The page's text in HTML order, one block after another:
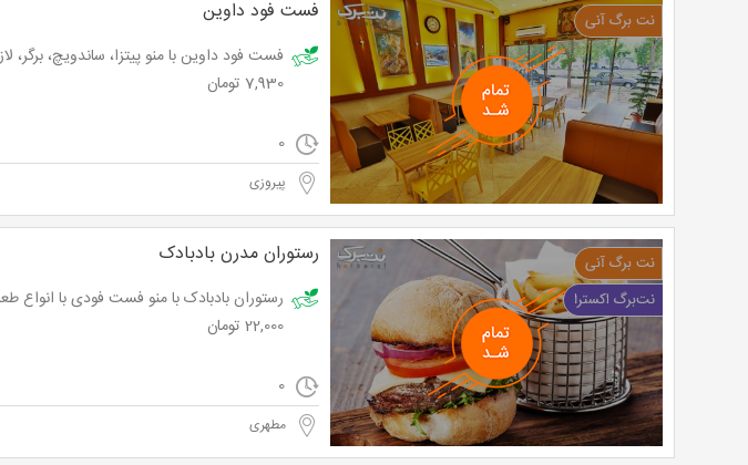
فست فود داوین
7,930 تومان
0
پیروزی
رستوران مدرن بادبادک
22,000 تومان
0
مطهری